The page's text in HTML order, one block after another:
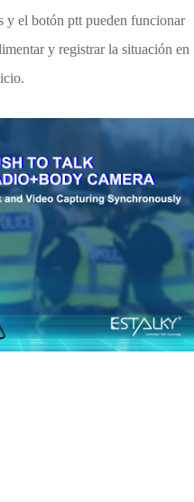
y el botón ptt pueden funcionar
y registrar la situación en